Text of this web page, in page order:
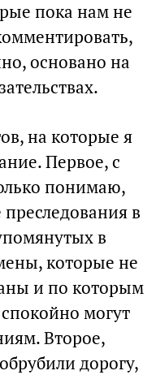
пока нам не
основано на
на которые я
Первое, с
понимаю,
в
в
которые не
и по которым
могут
Второе,
дорогу,